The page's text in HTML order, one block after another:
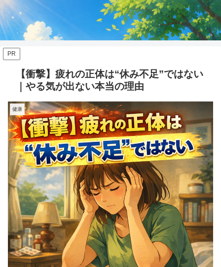
PR
【衝撃】疲れの正体は“休み不足”ではない
｜やる気が出ない本当の理由
健康